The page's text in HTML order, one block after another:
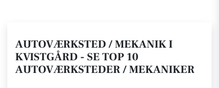
AUTOVÆRKSTED / MEKANIK I
KVISTGÅRD - SE TOP 10
AUTOVÆRKSTEDER / MEKANIKER